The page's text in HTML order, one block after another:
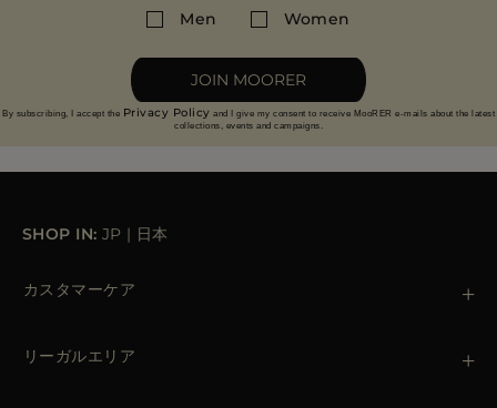
Men Women
JOIN MOORER
By subscribing, I accept the Privacy Policy and I give my consent to receive MooRER e-mails about the latest
collections, events and campaigns.
SHOP IN: JP | 日本
カスタマーケア
注文と支払い
リーガルエリア